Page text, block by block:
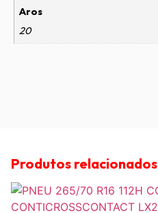
Aros
20
Produtos relacionados